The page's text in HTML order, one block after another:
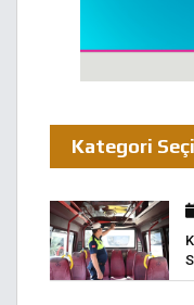
Kategori